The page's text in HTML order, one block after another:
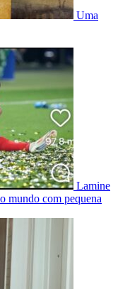
Uma
Lamine
mundo com pequena